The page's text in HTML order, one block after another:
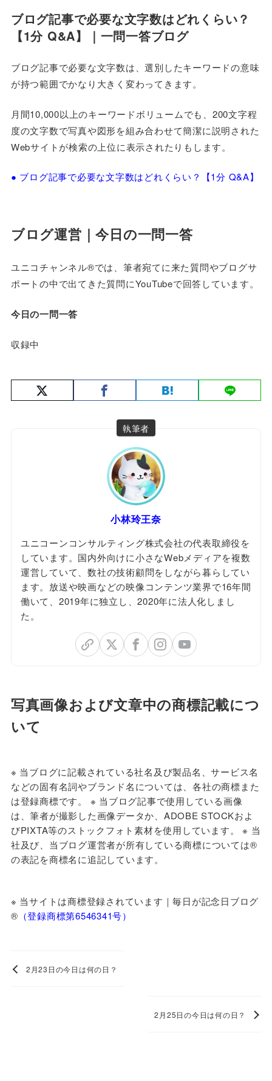
ブログ記事で必要な文字数はどれくらい？
【1分 Q&A】｜一問一答ブログ
ブログ記事で必要な文字数は、選別したキーワードの意味
が持つ範囲でかなり大きく変わってきます。
月間10,000以上のキーワードボリュームでも、200文字程
度の文字数で写真や図形を組み合わせて簡潔に説明された
Webサイトが検索の上位に表示されたりもします。
● ブログ記事で必要な文字数はどれくらい？【1分 Q&A】
ブログ運営｜今日の一問一答
ユニコチャンネル®では、筆者宛てに来た質問やブログサ
ポートの中で出てきた質問にYouTubeで回答しています。
今日の一問一答
収録中
執筆者
小林玲王奈
ユニコーンコンサルティング株式会社の代表取締役を
しています。国内外向けに小さなWebメディアを複数
運営していて、数社の技術顧問をしながら暮らしてい
ます。放送や映画などの映像コンテンツ業界で16年間
働いて、2019年に独立し、2020年に法人化しまし
た。
写真画像および文章中の商標記載につ
いて
※ 当ブログに記載されている社名及び製品名、サービス名
などの固有名詞やブランド名については、各社の商標また
は登録商標です。 ※ 当ブログ記事で使用している画像
は、筆者が撮影した画像データか、ADOBE STOCKおよ
びPIXTA等のストックフォト素材を使用しています。 ※ 当
社及び、当ブログ運営者が所有している商標については®
の表記を商標名に追記しています。
※ 当サイトは商標登録されています｜毎日が記念日ブログ
®️ （登録商標第6546341号）
2月23日の今日は何の日？
2月25日の今日は何の日？